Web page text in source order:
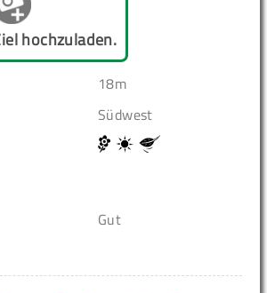
hochzuladen.
18m
Südwest
Gut